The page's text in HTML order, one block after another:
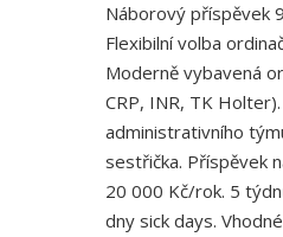
Náborový příspěvek
Flexibilní volba
Moderně vybavená
CRP, INR, TK
administrativního
sestřička. Příspěvek
20 000 Kč/rok. 5
dny sick days.